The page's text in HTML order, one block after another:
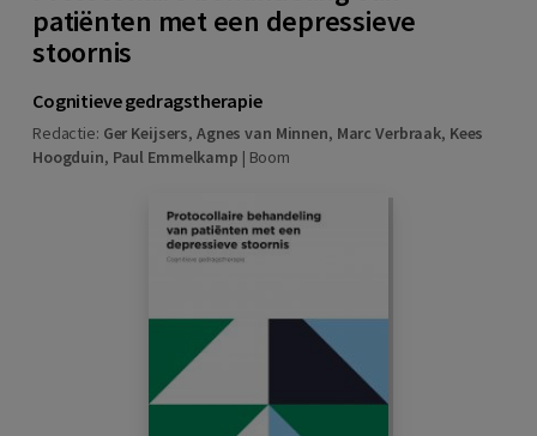
patiënten met een depressieve
stoornis
Cognitieve gedragstherapie
Redactie: Ger Keijsers, Agnes van Minnen, Marc Verbraak, Kees
Hoogduin, Paul Emmelkamp | Boom